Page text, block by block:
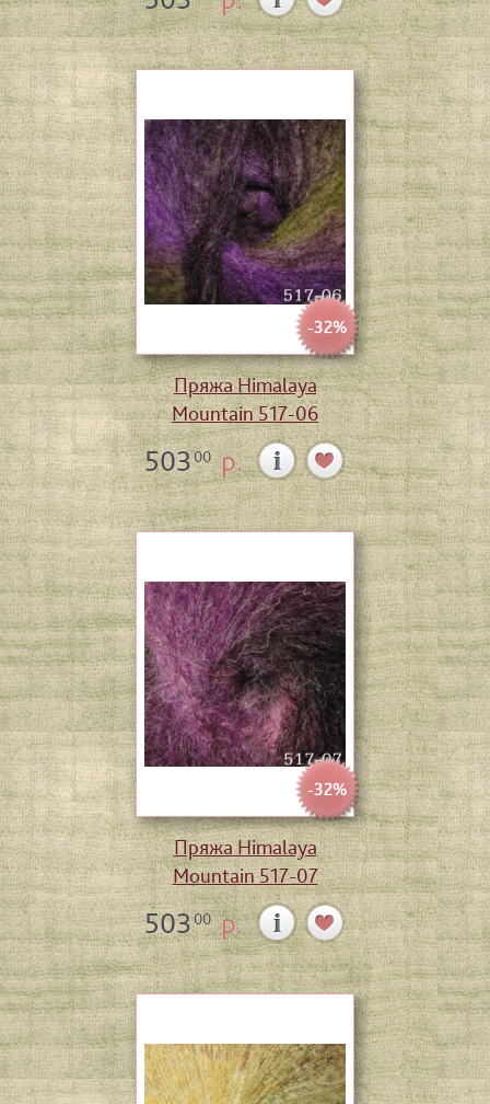
-32%
Пряжа Himalaya
Mountain 517-06
50300р.
-32%
Пряжа Himalaya
Mountain 517-07
50300р.